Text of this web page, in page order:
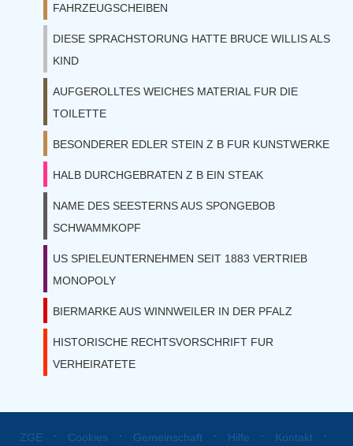
FAHRZEUGSCHEIBEN
DIESE SPRACHSTORUNG HATTE BRUCE WILLIS ALS
KIND
AUFGEROLLTES WEICHES MATERIAL FUR DIE
TOILETTE
BESONDERER EDLER STEIN Z B FUR KUNSTWERKE
HALB DURCHGEBRATEN Z B EIN STEAK
NAME DES SEESTERNS AUS SPONGEBOB
SCHWAMMKOPF
US SPIELEUNTERNEHMEN SEIT 1883 VERTRIEB
MONOPOLY
BIERMARKE AUS WINNWEILER IN DER PFALZ
HISTORISCHE RECHTSVORSCHRIFT FUR
VERHEIRATETE
ZGE ⋅ Cookies ⋅ Gemeinschaft ⋅ Hilfe ⋅ Kontakt ⋅